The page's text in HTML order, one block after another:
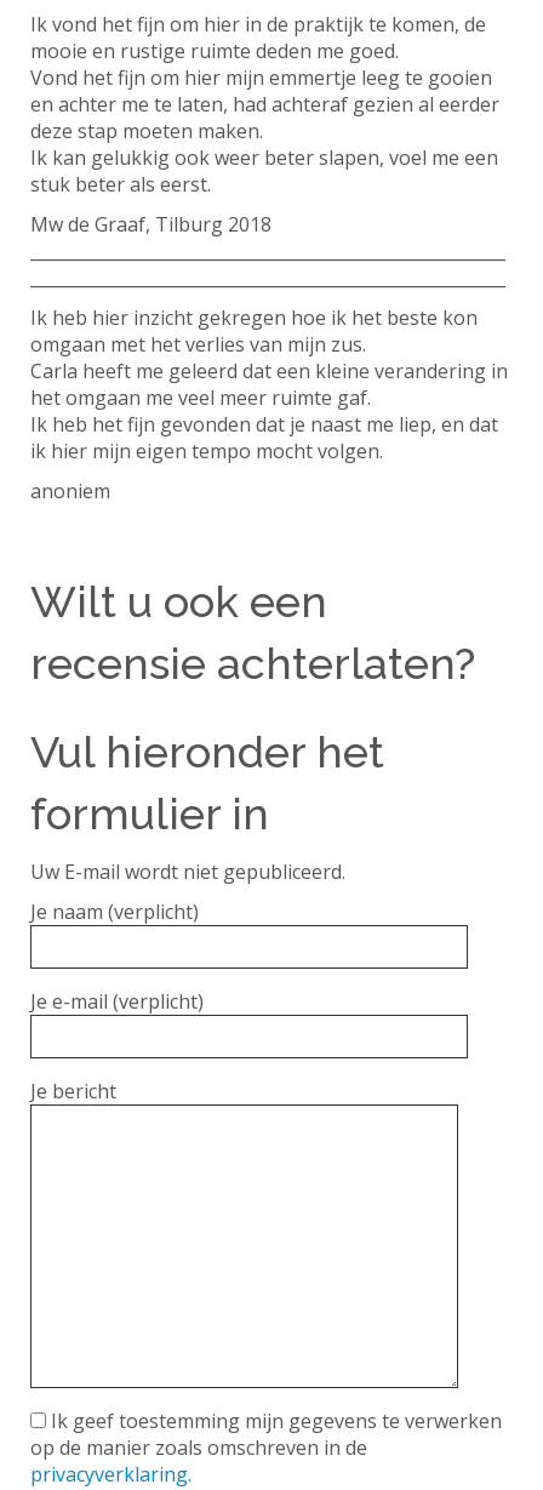
Ik vond het fijn om hier in de praktijk te komen, de
mooie en rustige ruimte deden me goed.
Vond het fijn om hier mijn emmertje leeg te gooien
en achter me te laten, had achteraf gezien al eerder
deze stap moeten maken.
Ik kan gelukkig ook weer beter slapen, voel me een
stuk beter als eerst.
Mw de Graaf, Tilburg 2018
Ik heb hier inzicht gekregen hoe ik het beste kon
omgaan met het verlies van mijn zus.
Carla heeft me geleerd dat een kleine verandering in
het omgaan me veel meer ruimte gaf.
Ik heb het fijn gevonden dat je naast me liep, en dat
ik hier mijn eigen tempo mocht volgen.
anoniem
Wilt u ook een
recensie achterlaten?
Vul hieronder het
formulier in
Uw E-mail wordt niet gepubliceerd.
Je naam (verplicht)
Je e-mail (verplicht)
Je bericht
Ik geef toestemming mijn gegevens te verwerken
op de manier zoals omschreven in de
privacyverklaring.